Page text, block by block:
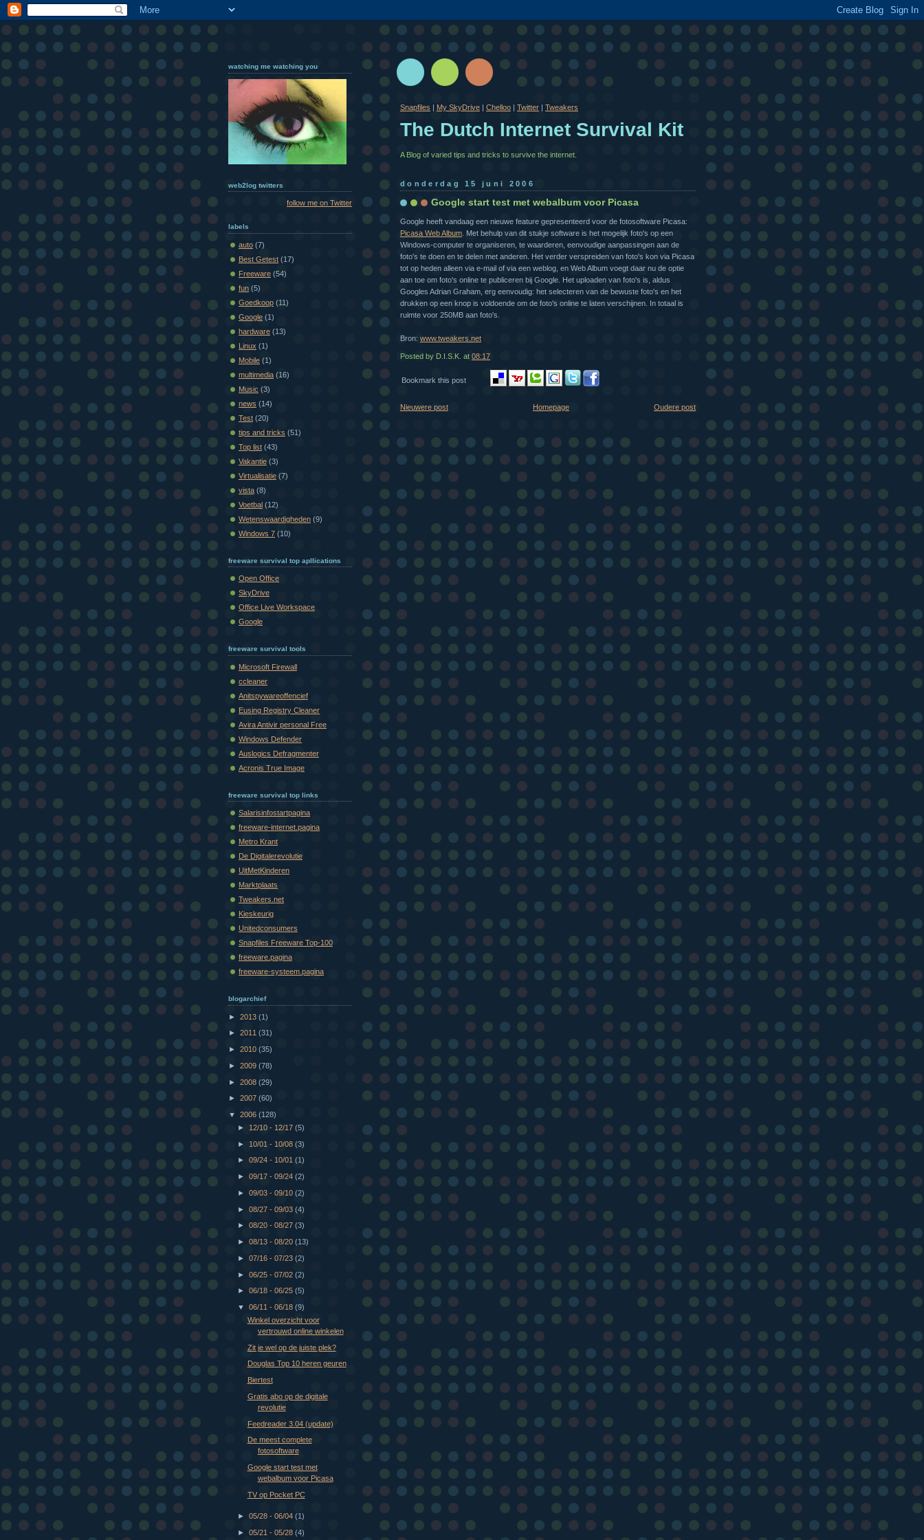
Snapfiles | My SkyDrive | Chelloo | Twitter | Tweakers
The Dutch Internet Survival Kit
A Blog of varied tips and tricks to survive the internet.
donderdag 15 juni 2006
Google start test met webalbum voor Picasa
Google heeft vandaag een nieuwe feature gepresenteerd voor de fotosoftware Picasa:
Picasa Web Album. Met behulp van dit stukje software is het mogelijk foto's op een
Windows-computer te organiseren, te waarderen, eenvoudige aanpassingen aan de
foto's te doen en te delen met anderen. Het verder verspreiden van foto's kon via Picasa
tot op heden alleen via e-mail of via een weblog, en Web Album voegt daar nu de optie
aan toe om foto's online te publiceren bij Google. Het uploaden van foto's is, aldus
Googles Adrian Graham, erg eenvoudig: het selecteren van de bewuste foto's en het
drukken op een knop is voldoende om de foto's online te laten verschijnen. In totaal is
ruimte voor 250MB aan foto's.
Bron: www.tweakers.net
Posted by D.I.S.K. at 08:17
Bookmark this post
Nieuwere post Oudere post
Homepage
watching me watching you
web2log twitters
follow me on Twitter
labels
auto (7)
Best Getest (17)
Freeware (54)
fun (5)
Goedkoop (11)
Google (1)
hardware (13)
Linux (1)
Mobile (1)
multimedia (16)
Music (3)
news (14)
Test (20)
tips and tricks (51)
Top list (43)
Vakantie (3)
Virtualisatie (7)
vista (8)
Voetbal (12)
Wetenswaardigheden (9)
Windows 7 (10)
freeware survival top apllications
Open Office
SkyDrive
Office Live Workspace
Google
freeware survival tools
Microsoft Firewall
ccleaner
Anitspywareoffencief
Eusing Registry Cleaner
Avira Antivir personal Free
Windows Defender
Auslogics Defragmenter
Acronis True Image
freeware survival top links
Salarisinfostartpagina
freeware-internet.pagina
Metro Krant
De Digitalerevolutie
UitMetKinderen
Marktplaats
Tweakers.net
Kieskeurig
Unitedconsumers
Snapfiles Freeware Top-100
freeware.pagina
freeware-systeem.pagina
blogarchief
► 2013 (1)
► 2011 (31)
► 2010 (35)
► 2009 (78)
► 2008 (29)
► 2007 (60)
▼ 2006 (128)
► 12/10 - 12/17(5)
► 10/01 - 10/08(3)
►09/24 - 10/01(1)
►09/17 - 09/24(2)
►09/03 - 09/10(2)
►08/27 - 09/03(4)
►08/20 - 08/27(3)
►08/13 - 08/20(13)
►07/16 - 07/23(2)
►06/25 - 07/02(2)
►06/18 - 06/25(5)
▼06/11 - 06/18(9)
Winkel overzicht voor
vertrouwd online winkelen
Zit je wel op de juiste plek?
Douglas Top 10 heren geuren
Biertest
Gratis abo op de digitale
revolutie
Feedreader 3.04 (update)
De meest complete
fotosoftware
Google start test met
webalbum voor Picasa
TV op Pocket PC
►05/28 - 06/04(1)
►05/21 - 05/28(4)